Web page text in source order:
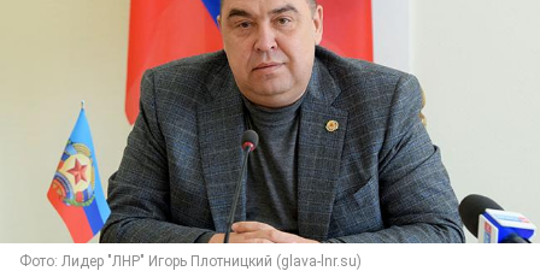
Фото: Лидер "ЛНР" Игорь Плотницкий (glava-lnr.su)